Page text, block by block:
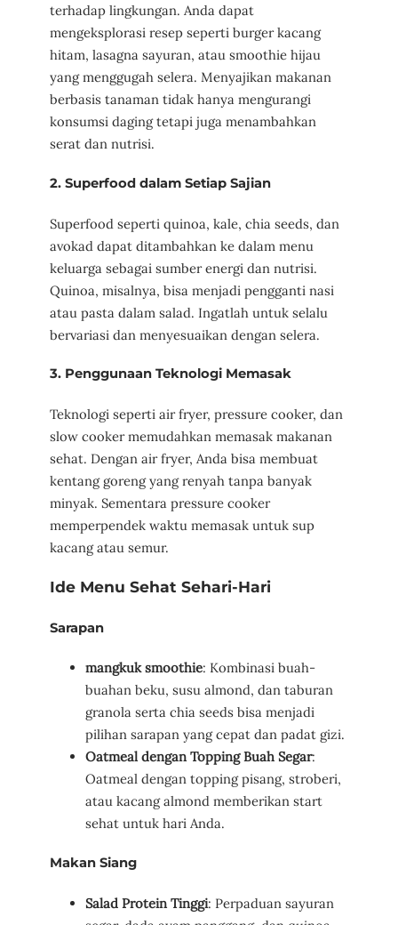
terhadap lingkungan. Anda dapat
mengeksplorasi resep seperti burger kacang
hitam, lasagna sayuran, atau smoothie hijau
yang menggugah selera. Menyajikan makanan
berbasis tanaman tidak hanya mengurangi
konsumsi daging tetapi juga menambahkan
serat dan nutrisi.
2. Superfood dalam Setiap Sajian
Superfood seperti quinoa, kale, chia seeds, dan
avokad dapat ditambahkan ke dalam menu
keluarga sebagai sumber energi dan nutrisi.
Quinoa, misalnya, bisa menjadi pengganti nasi
atau pasta dalam salad. Ingatlah untuk selalu
bervariasi dan menyesuaikan dengan selera.
3. Penggunaan Teknologi Memasak
Teknologi seperti air fryer, pressure cooker, dan
slow cooker memudahkan memasak makanan
sehat. Dengan air fryer, Anda bisa membuat
kentang goreng yang renyah tanpa banyak
minyak. Sementara pressure cooker
memperpendek waktu memasak untuk sup
kacang atau semur.
Ide Menu Sehat Sehari-Hari
Sarapan
mangkuk smoothie: Kombinasi buah-
buahan beku, susu almond, dan taburan
granola serta chia seeds bisa menjadi
pilihan sarapan yang cepat dan padat gizi.
Oatmeal dengan Topping Buah Segar:
Oatmeal dengan topping pisang, stroberi,
atau kacang almond memberikan start
sehat untuk hari Anda.
Makan Siang
Salad Protein Tinggi: Perpaduan sayuran